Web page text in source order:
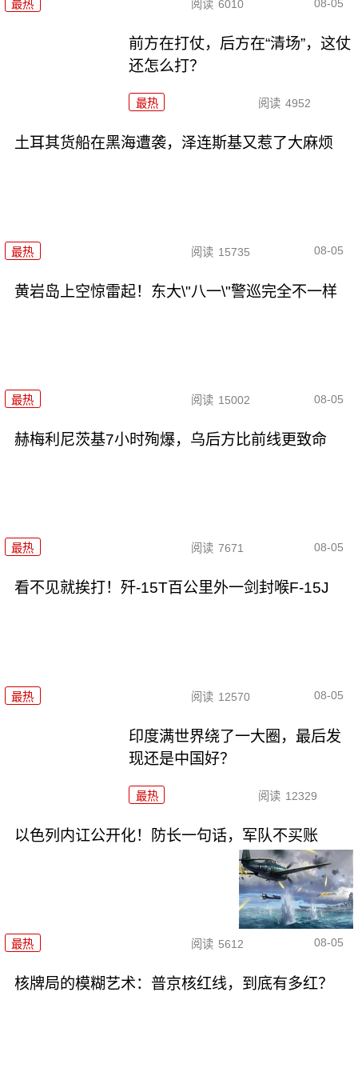
最热 阅读 6010 08-05
前方在打仗，后方在“清场”，这仗
还怎么打？
最热 阅读 4952
土耳其货船在黑海遭袭，泽连斯基又惹了大麻烦
最热 阅读 15735 08-05
黄岩岛上空惊雷起！东大\"八一\"警巡完全不一样
最热 阅读 15002 08-05
赫梅利尼茨基7小时殉爆，乌后方比前线更致命
最热 阅读 7671 08-05
看不见就挨打！歼-15T百公里外一剑封喉F-15J
最热 阅读 12570 08-05
印度满世界绕了一大圈，最后发
现还是中国好？
最热 阅读 12329
以色列内讧公开化！防长一句话，军队不买账
最热 阅读 5612 08-05
核牌局的模糊艺术：普京核红线，到底有多红？